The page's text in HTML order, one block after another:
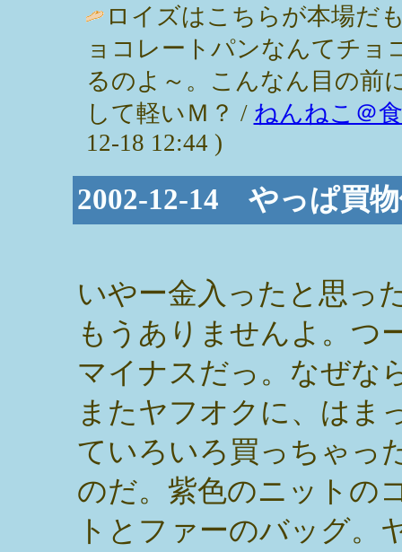
ロイズはこちらが本場だ
ョコレートパンなんてチョ
るのよ～。こんなん目の前
して軽いＭ？ / ねんねこ＠
12-18 12:44 )
2002-12-14 やっぱ買
いやー金入ったと思っ
もうありませんよ。つ
マイナスだっ。なぜな
またヤフオクに、はま
ていろいろ買っちゃっ
のだ。紫色のニットの
トとファーのバッグ。